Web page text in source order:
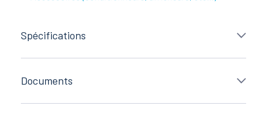
Spécifications
Documents